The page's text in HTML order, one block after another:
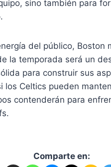
sino también para
del público, Boston
la temporada será un
para construir sus
los Celtics pueden
contenderán para
Comparte en: